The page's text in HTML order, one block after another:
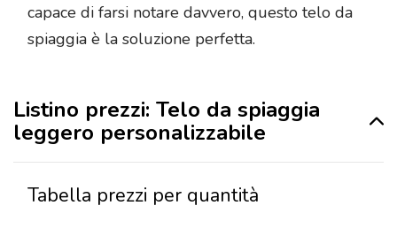
capace di farsi notare davvero, questo telo da
spiaggia è la soluzione perfetta.
Listino prezzi: Telo da spiaggia
leggero personalizzabile
Tabella prezzi per quantità